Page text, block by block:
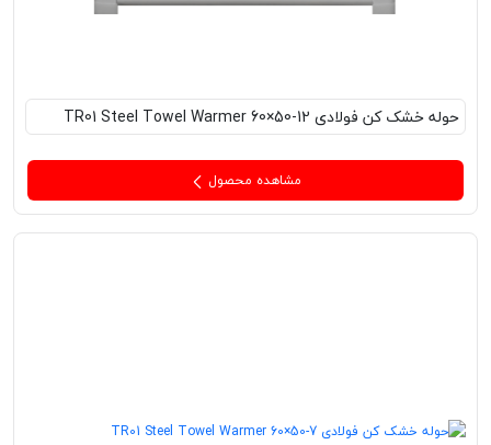
حوله خشک کن فولادی TR01 Steel Towel Warmer 60×50-12
مشاهده محصول